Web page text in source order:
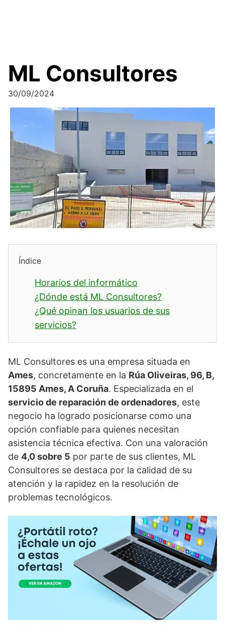
ML Consultores
30/09/2024
Índice
Horarios del informático
¿Dónde está ML Consultores?
¿Qué opinan los usuarios de sus
servicios?
ML Consultores es una empresa situada en
Ames, concretamente en la Rúa Oliveiras, 96, B,
15895 Ames, A Coruña. Especializada en el
servicio de reparación de ordenadores, este
negocio ha logrado posicionarse como una
opción confiable para quienes necesitan
asistencia técnica efectiva. Con una valoración
de 4,0 sobre 5 por parte de sus clientes, ML
Consultores se destaca por la calidad de su
atención y la rapidez en la resolución de
problemas tecnológicos.